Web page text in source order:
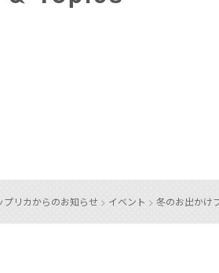
プリカからのお知らせ > イベント > 冬のお出かけ